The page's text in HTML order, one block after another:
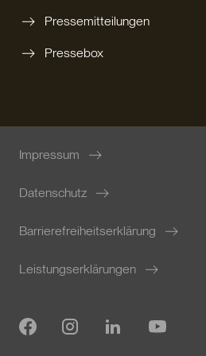
Pressemitteilungen
Pressebox
Impressum
Datenschutz
Barrierefreiheitserklärung
Leistungserklärungen